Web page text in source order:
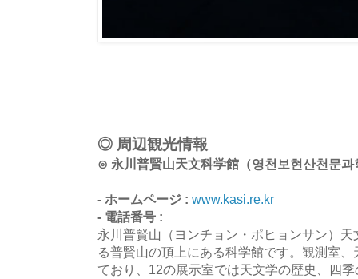
◎ 周辺観光情報
⊙ 永川普賢山天文科学館（영천보현산천문과
- ホームページ : www.kasi.re.kr
- 電話番号 :
永川普賢山（ヨンチョン・ポヒョンサン）
る普賢山の頂上にある科学館です。観測室
ており、12の展示室では天文学の歴史、四